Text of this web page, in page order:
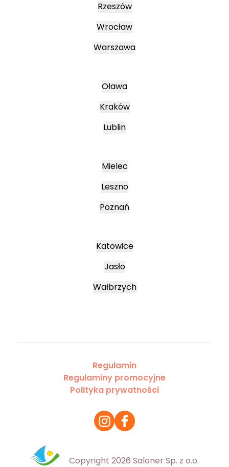
Rzeszów
Wrocław
Warszawa
Oława
Kraków
Lublin
Mielec
Leszno
Poznań
Katowice
Jasło
Wałbrzych
Regulamin
Regulaminy promocyjne
Polityka prywatności
Copyright 2026 Saloner Sp. z o.o.